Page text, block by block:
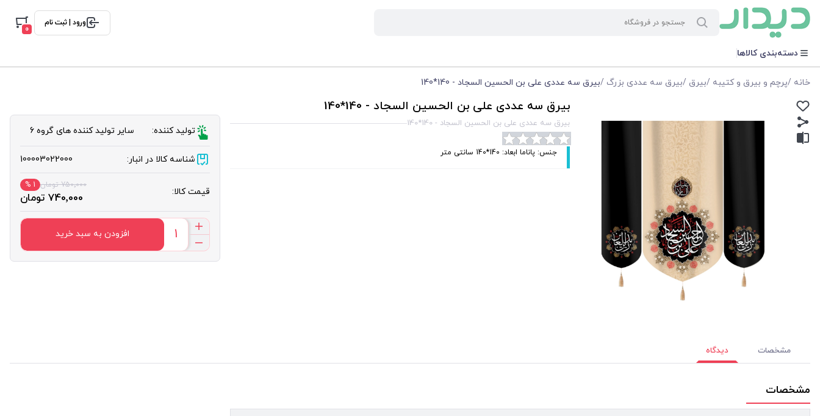
ورود | ثبت نام
0
دسته‌بندی کالاها
خانه /پرچم و بیرق و کتیبه /بیرق /بیرق سه عددی بزرگ /بیرق سه عددی علی بن الحسین السجاد - 140*140
بیرق سه عددی علی بن الحسین السجاد - 140*140
بیرق سه عددی علی بن الحسین السجاد - 140*140
جنس: پاناما ابعاد: 140*140 سانتی متر
تولید کننده: سایر تولید کننده های گروه 6
شناسه کالا در انبار: 100003022000
قیمت کالا:
750٬000 تومان 1 %
740٬000 تومان
افزودن به سبد خرید
مشخصات دیدگاه
مشخصات